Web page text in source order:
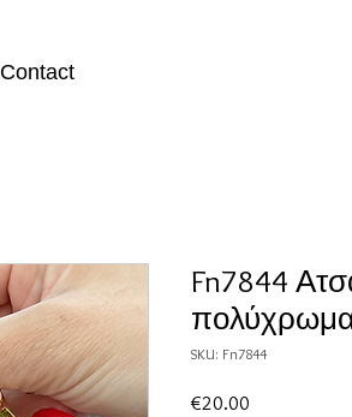
Contact
Fn7844
πολύχρωμα
SKU: Fn7844
€20.00